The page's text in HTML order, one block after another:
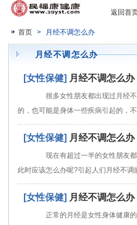
返回首
首页 > 月经不调怎么办
月经不调怎么办
[女性保健] 月经不调怎么
很多女性朋友都出现过月经不
的，也可能是身体一些疾病引起的，
[女性保健] 月经不调怎么
现在有超过一半的女性朋友都
此时应该怎么办呢?引起人们月经不
[女性保健] 月经不调怎么
正常的月经是女性身体健康的